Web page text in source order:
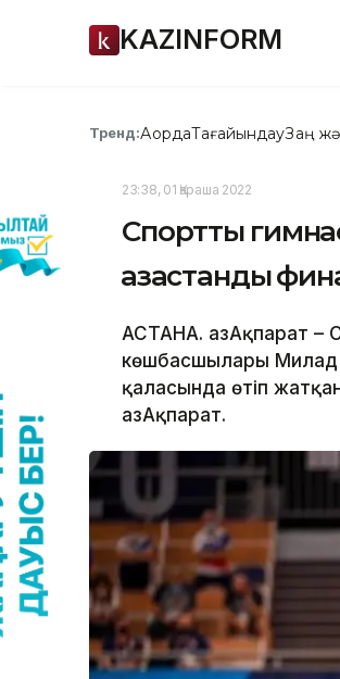
KAZINFORM
Тренд:АқордаТағайындауЗаң
23:38, 01 Қараша 2022
Спорттық
қазақстандық
АСТАНА. ҚазАқпарат –
көшбасшылары Милад
қаласында өтіп
ҚазАқпарат.